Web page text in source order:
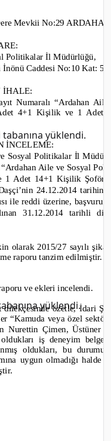
tabanına yüklendi.
yüklendi.
Mevkii No:29
:
Politikalar İl Müdürlüğü,
İnönü Caddesi No:10 Kat:
İHALE:
Numaralı “Ardahan
4+1 Kişilik ve 1 Adet
İNCELEME:
Sosyal Politikalar İl
“Ardahan Aile ve Sosyal
Adet 14+1 Kişilik
nin 24.12.2014
ile reddi üzerine, başvuru
31.12.2014 tarihli
olarak 2015/27 sayılı
raporu tanzim edilmiştir.
ve ekleri incelendi.
dilekçesinde özetle, İdari
“Kamuda veya özel
Nurettin Çimen,
oldukları iş deneyim
oldukları, bu
uygun olmadığı